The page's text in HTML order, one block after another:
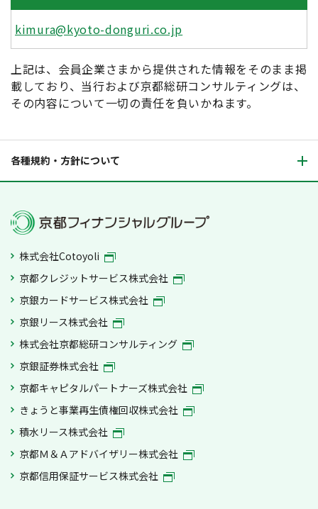
kimura@kyoto-donguri.co.jp
上記は、会員企業さまから提供された情報をそのまま掲
載しており、当行および京都総研コンサルティングは、
その内容について一切の責任を負いかねます。
各種規約・方針について
株式会社Cotoyoli
京都クレジットサービス株式会社
京銀カードサービス株式会社
京銀リース株式会社
株式会社京都総研コンサルティング
京銀証券株式会社
京都キャピタルパートナーズ株式会社
きょうと事業再生債権回収株式会社
積水リース株式会社
京都Ｍ＆Ａアドバイザリー株式会社
京都信用保証サービス株式会社